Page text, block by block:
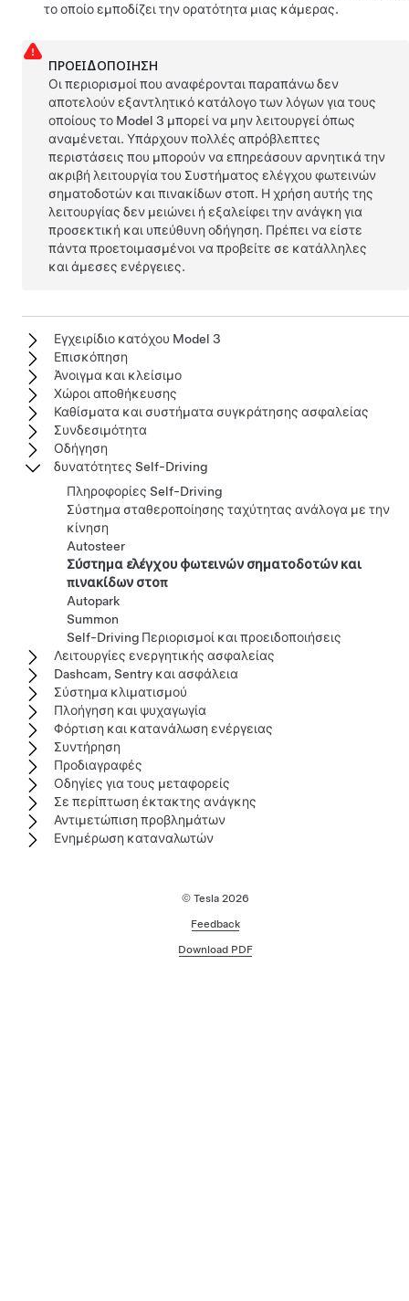
το οποίο εμποδίζει την ορατότητα μιας κάμερας.
ΠΡΟΕΙΔΟΠΟΊΗΣΗ
Οι περιορισμοί που αναφέρονται παραπάνω δεν
αποτελούν εξαντλητικό κατάλογο των λόγων για τους
οποίους το Model 3 μπορεί να μην λειτουργεί όπως
αναμένεται. Υπάρχουν πολλές απρόβλεπτες
περιστάσεις που μπορούν να επηρεάσουν αρνητικά την
ακριβή λειτουργία του Συστήματος ελέγχου φωτεινών
σηματοδοτών και πινακίδων στοπ. Η χρήση αυτής της
λειτουργίας δεν μειώνει ή εξαλείφει την ανάγκη για
προσεκτική και υπεύθυνη οδήγηση. Πρέπει να είστε
πάντα προετοιμασμένοι να προβείτε σε κατάλληλες
και άμεσες ενέργειες.
Εγχειρίδιο κατόχου Model 3
Επισκόπηση
Άνοιγμα και κλείσιμο
Χώροι αποθήκευσης
Καθίσματα και συστήματα συγκράτησης ασφαλείας
Συνδεσιμότητα
Οδήγηση
δυνατότητες Self-Driving
Πληροφορίες Self-Driving
Σύστημα σταθεροποίησης ταχύτητας ανάλογα με την
κίνηση
Autosteer
Σύστημα ελέγχου φωτεινών σηματοδοτών και
πινακίδων στοπ
Autopark
Summon
Self-Driving Περιορισμοί και προειδοποιήσεις
Λειτουργίες ενεργητικής ασφαλείας
Dashcam, Sentry και ασφάλεια
Σύστημα κλιματισμού
Πλοήγηση και ψυχαγωγία
Φόρτιση και κατανάλωση ενέργειας
Συντήρηση
Προδιαγραφές
Οδηγίες για τους μεταφορείς
Σε περίπτωση έκτακτης ανάγκης
Αντιμετώπιση προβλημάτων
Ενημέρωση καταναλωτών
© Tesla 2026
Feedback
Download PDF